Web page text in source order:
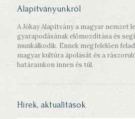
Alapítványunkról
A Jókay Alapítvány a magyar nemzet
gyarapodásának előmozdítása és
munkálkodik. Ennek megfelelően
magyar kultúra ápolását és a
határainkon innen és túl.
Hírek, aktualitások